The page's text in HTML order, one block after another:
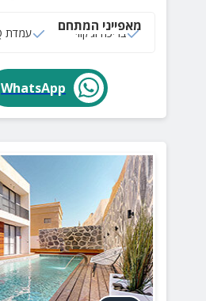
מאפייני המתחם
בריכה וג‘קוזי עמדת BBQ
WhatsApp